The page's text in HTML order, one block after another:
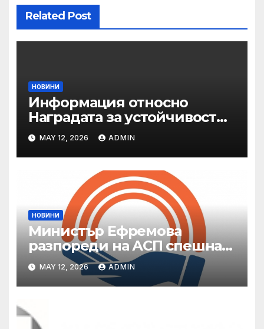
Related Post
НОВИНИ
Информация относно
Наградата за устойчивост
на ОАЕ „Зайед“
MAY 12, 2026 ADMIN
НОВИНИ
Министър Ефремова
разпореди на АСП спешна
готовност за оказване на
подкрепа на пострадали от
валежи и градушки
MAY 12, 2026 ADMIN